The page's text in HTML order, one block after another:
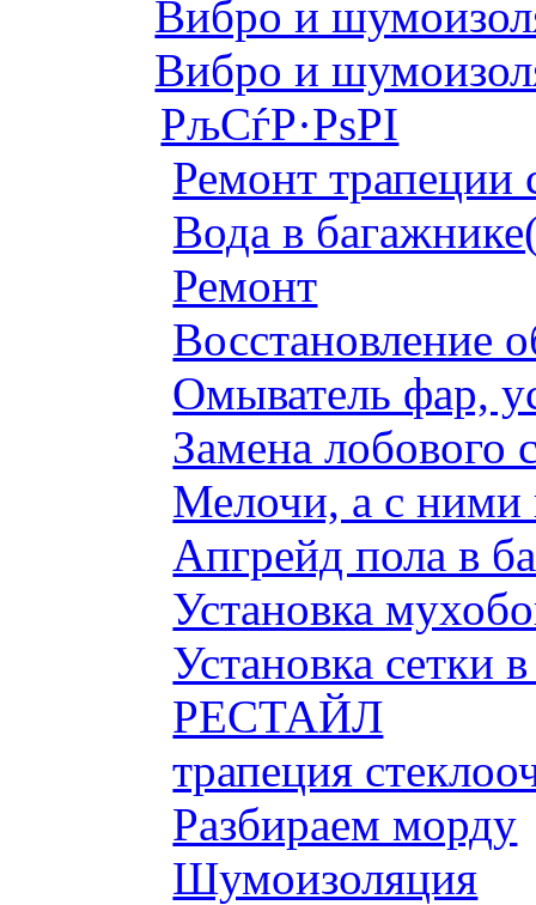
Вибро и
Вибро и
РљСѓР·РѕРІ
Ремонт трапеции
Вода в
Ремонт
Восстановление
Омыватель фар,
Замена лобового
Мелочи, а с ними
Апгрейд пола в
Установка
Установка сетки
РЕСТАЙЛ
трапеция
Разбираем морду
Шумоизоляция